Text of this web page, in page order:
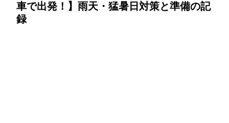
車で出発！】雨天・猛暑日対策と準備の記
録